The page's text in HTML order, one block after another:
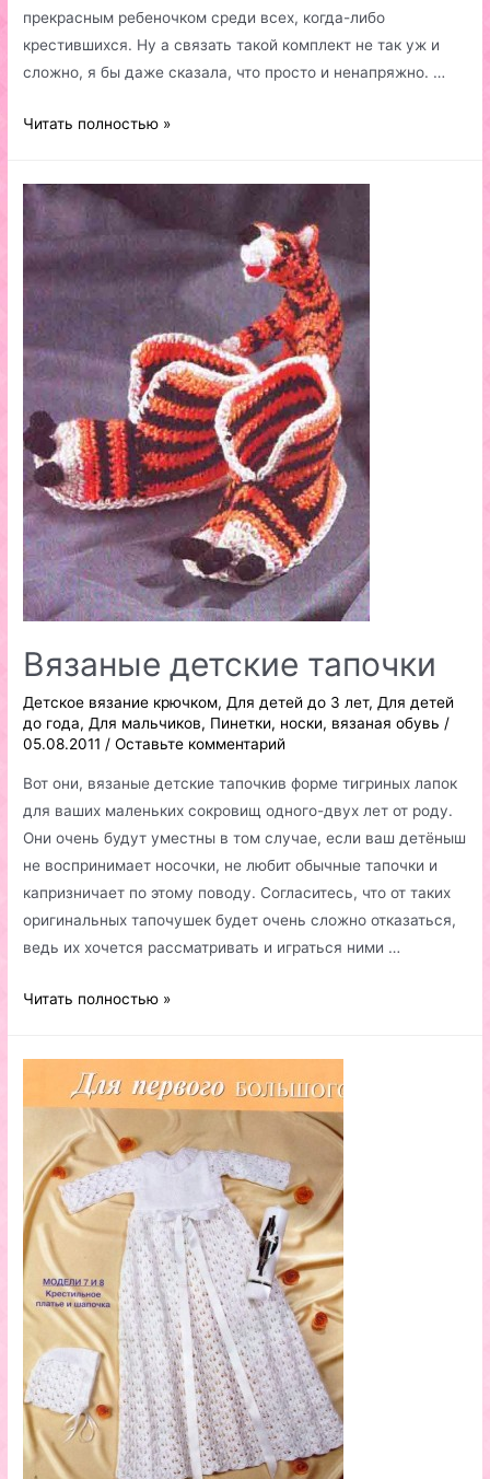
прекрасным ребеночком среди всех, когда-либо
крестившихся. Ну а связать такой комплект не так уж и
сложно, я бы даже сказала, что просто и ненапряжно. …
Вязание
Читать полностью »
Вязаные детские тапочки
Детское вязание крючком, Для детей до 3 лет, Для детей
до года, Для мальчиков, Пинетки, носки, вязаная обувь /
05.08.2011 /Оставьте комментарий
Вот они, вязаные детские тапочкив форме тигриных лапок
для ваших маленьких сокровищ одного-двух лет от роду.
Они очень будут уместны в том случае, если ваш детёныш
не воспринимает носочки, не любит обычные тапочки и
капризничает по этому поводу. Согласитесь, что от таких
оригинальных тапочушек будет очень сложно отказаться,
ведь их хочется рассматривать и играться ними …
Вязаные
Читать полностью »